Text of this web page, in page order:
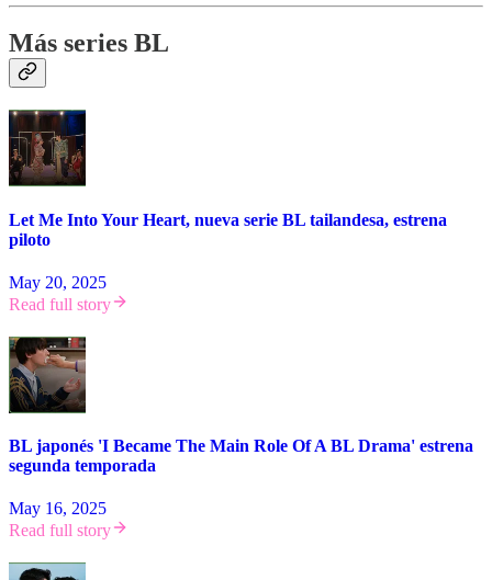
Más series BL
Let Me Into Your Heart, nueva serie BL tailandesa, estrena
piloto
May 20, 2025
Read full story
BL japonés 'I Became The Main Role Of A BL Drama' estrena
segunda temporada
May 16, 2025
Read full story